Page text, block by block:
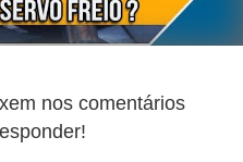
nos comentários